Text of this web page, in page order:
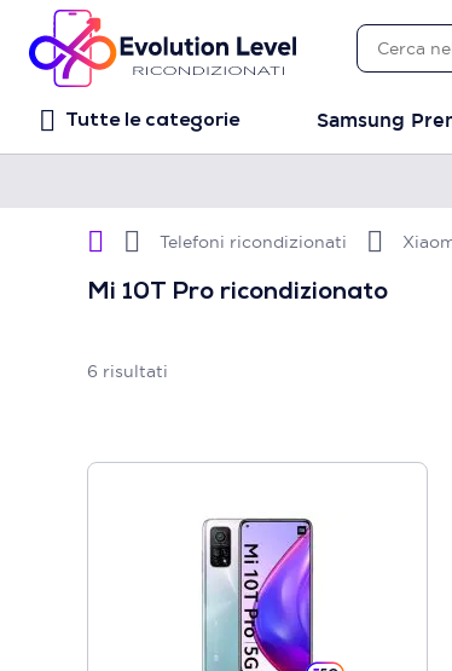
Tutte le categorie Samsung
Telefoni ricondizionati
Mi 10T Pro ricondizionato
6 risultati